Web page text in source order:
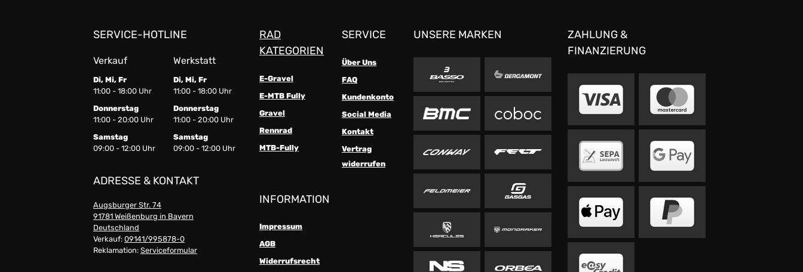
SERVICE-HOTLINE
Verkauf Werkstatt
Di, Mi, Fr
11:00 - 18:00 Uhr
Di, Mi, Fr
11:00 - 18:00 Uhr
Donnerstag
11:00 - 20:00 Uhr
Donnerstag
11:00 - 20:00 Uhr
Samstag
09:00 - 12:00 Uhr
Samstag
09:00 - 12:00 Uhr
ADRESSE & KONTAKT
Augsburger Str. 74
91781 Weißenburg in Bayern
Deutschland
Verkauf: 09141/995878-0
Reklamation: Serviceformular
RAD
KATEGORIEN
E-Gravel
E-MTB Fully
Gravel
Rennrad
MTB-Fully
SERVICE
Über Uns
FAQ
Kundenkonto
Social Media
Kontakt
Vertrag
widerrufen
INFORMATION
Impressum
AGB
Widerrufsrecht
UNSERE MARKEN
ZAHLUNG &
FINANZIERUNG